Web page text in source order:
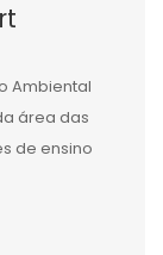
Ambiental
área das
de ensino